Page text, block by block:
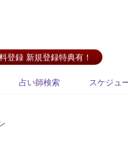
登録 新規登録特典有！
占い師検索 スケジュ